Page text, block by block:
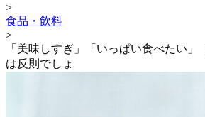
>
食品・飲料
>
「美味しすぎ」「いっぱい食べたい」
は反則でしょ